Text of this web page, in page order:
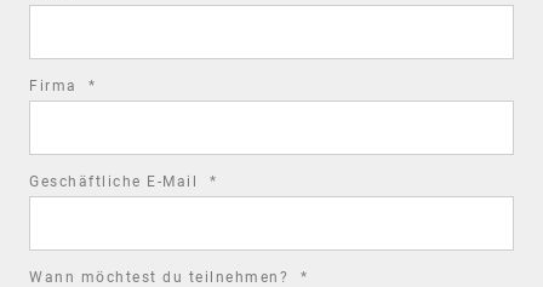
Firma *
Geschäftliche E-Mail *
Wann möchtest du teilnehmen? *